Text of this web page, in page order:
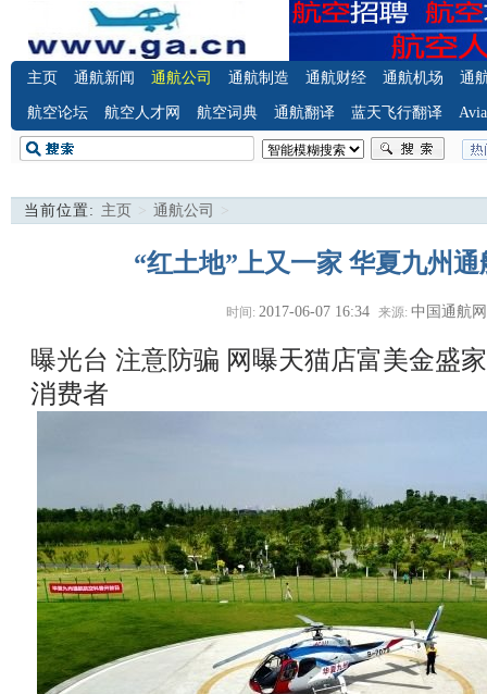
主页 通航新闻 通航公司 通航制造 通航财经 通航机场 通
航空论坛 航空人才网 航空词典 通航翻译 蓝天飞行翻译
当前位置: 主页 > 通航公司 >
“红土地”上又一家 华夏九州
时间: 2017-06-07 16:34 来源: 中国通航
曝光台 注意防骗 网曝天猫店富美金盛
消费者